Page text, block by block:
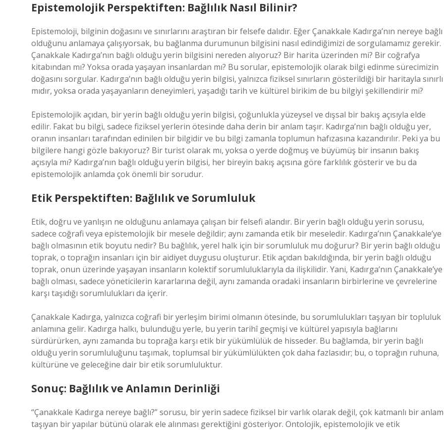
Epistemolojik Perspektiften: Bağlılık Nasıl Bilinir?
Epistemoloji, bilginin doğasını ve sınırlarını araştıran bir felsefe dalıdır. Eğer Çanakkale Kadırga’nın nereye bağlı
olduğunu anlamaya çalışıyorsak, bu bağlanma durumunun bilgisini nasıl edindiğimizi de sorgulamamız gerekir.
Çanakkale Kadırga’nın bağlı olduğu yerin bilgisini nereden alıyoruz? Bir harita üzerinden mi? Bir coğrafya
kitabından mı? Yoksa orada yaşayan insanlardan mı? Bu sorular, epistemolojik olarak bilgi edinme sürecimizin
doğasını sorgular. Kadırga’nın bağlı olduğu yerin bilgisi, yalnızca fiziksel sınırların gösterildiği bir haritayla sınırlı
mıdır, yoksa orada yaşayanların deneyimleri, yaşadığı tarih ve kültürel birikim de bu bilgiyi şekillendirir mi?
Epistemolojik açıdan, bir yerin bağlı olduğu yerin bilgisi, çoğunlukla yüzeysel ve dışsal bir bakış açısıyla elde
edilir. Fakat bu bilgi, sadece fiziksel yerlerin ötesinde daha derin bir anlam taşır. Kadırga’nın bağlı olduğu yer,
oranın insanları tarafından edinilen bir bilgidir ve bu bilgi zamanla toplumun hafızasına kazandırılır. Peki ya bu
bilgilere hangi gözle bakıyoruz? Bir turist olarak mı, yoksa o yerde doğmuş ve büyümüş bir insanın bakış
açısıyla mı? Kadırga’nın bağlı olduğu yerin bilgisi, her bireyin bakış açısına göre farklılık gösterir ve bu da
epistemolojik anlamda çok önemli bir sorudur.
Etik Perspektiften: Bağlılık ve Sorumluluk
Etik, doğru ve yanlışın ne olduğunu anlamaya çalışan bir felsefi alandır. Bir yerin bağlı olduğu yerin sorusu,
sadece coğrafi veya epistemolojik bir mesele değildir; aynı zamanda etik bir meseledir. Kadırga’nın Çanakkale’ye
bağlı olmasının etik boyutu nedir? Bu bağlılık, yerel halk için bir sorumluluk mu doğurur? Bir yerin bağlı olduğu
toprak, o toprağın insanları için bir aidiyet duygusu oluşturur. Etik açıdan bakıldığında, bir yerin bağlı olduğu
toprak, onun üzerinde yaşayan insanların kolektif sorumluluklarıyla da ilişkilidir. Yani, Kadırga’nın Çanakkale’ye
bağlı olması, sadece yöneticilerin kararlarına değil, aynı zamanda oradaki insanların birbirlerine ve çevrelerine
karşı taşıdığı sorumlulukları da içerir.
Çanakkale Kadırga, yalnızca coğrafi bir yerleşim birimi olmanın ötesinde, bu sorumlulukları taşıyan bir topluluk
anlamına gelir. Kadırga halkı, bulunduğu yerle, bu yerin tarihî geçmişi ve kültürel yapısıyla bağlarını
sürdürürken, aynı zamanda bu toprağa karşı etik bir yükümlülük de hisseder. Bu bağlamda, bir yerin bağlı
olduğu yerin sorumluluğunu taşımak, toplumsal bir yükümlülükten çok daha fazlasıdır; bu, o toprağın ruhuna,
kültürüne ve geleceğine dair bir etik sorumluluktur.
Sonuç: Bağlılık ve Anlamın Derinliği
“Çanakkale Kadırga nereye bağlı?” sorusu, bir yerin sadece fiziksel bir varlık olarak değil, çok katmanlı bir anlam
taşıyan bir yapılar bütünü olarak ele alınması gerektiğini gösteriyor. Ontolojik, epistemolojik ve etik